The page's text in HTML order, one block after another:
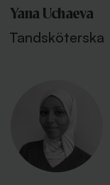
Yana Uchaeva
Tandsköterska